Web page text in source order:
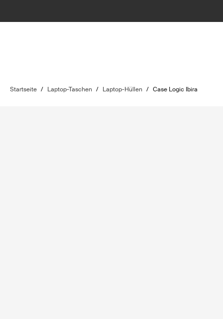
Startseite / Laptop-Taschen / Laptop-Hüllen / Case Logic Ibira